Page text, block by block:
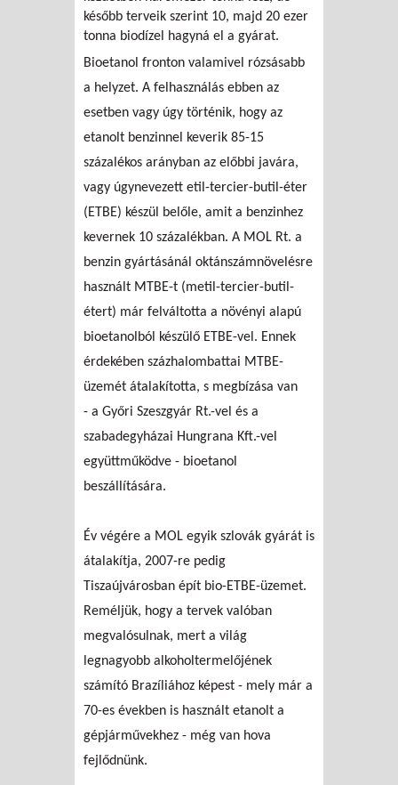
később terveik szerint 10, majd 20 ezer
tonna biodízel hagyná el a gyárat.
Bioetanol fronton valamivel rózsásabb
a helyzet. A felhasználás ebben az
esetben vagy úgy történik, hogy az
etanolt benzinnel keverik 85-15
százalékos arányban az előbbi javára,
vagy úgynevezett etil-tercier-butil-éter
(ETBE) készül belőle, amit a benzinhez
kevernek 10 százalékban. A MOL Rt. a
benzin gyártásánál oktánszámnövelésre
használt MTBE-t (metil-tercier-butil-
étert) már felváltotta a növényi alapú
bioetanolból készülő ETBE-vel. Ennek
érdekében százhalombattai MTBE-
üzemét átalakította, s megbízása van
- a Győri Szeszgyár Rt.-vel és a
szabadegyházai Hungrana Kft.-vel
együttműködve - bioetanol
beszállítására.
Év végére a MOL egyik szlovák gyárát is
átalakítja, 2007-re pedig
Tiszaújvárosban épít bio-ETBE-üzemet.
Reméljük, hogy a tervek valóban
megvalósulnak, mert a világ
legnagyobb alkoholtermelőjének
számító Brazíliához képest - mely már a
70-es években is használt etanolt a
gépjárművekhez - még van hova
fejlődnünk.